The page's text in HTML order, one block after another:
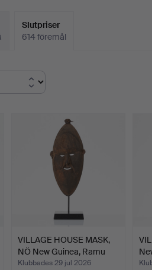
Slutpriser
614 föremål
VILLAGE HOUSE MASK,
NÖ New Guinea, Ramu
Ri…
Klubbades 29 jul 2026